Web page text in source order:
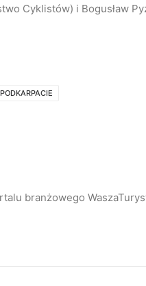
Cyklistów) i Bogusław
PODKARPACIE
branżowego